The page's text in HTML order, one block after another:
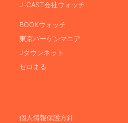
J-CAST会社ウォッチ
BOOKウォッチ
東京バーゲンマニア
Jタウンネット
ゼロまる
個人情報保護方針